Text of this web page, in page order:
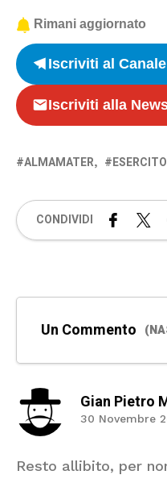
Rimani aggiornato
Iscriviti al
Iscriviti alla
ALMAMATER
CONDIVIDI
Un Commento
Gian Pietro
30 Novembre
Resto allibito, per